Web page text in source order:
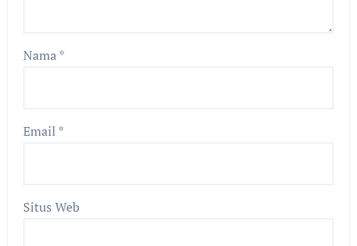
Nama*
Email *
Situs Web